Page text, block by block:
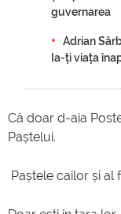
guvernarea
Adrian
Ia-ți viața
Că doar d-aia
Paștelui.
Paștele cailor și al